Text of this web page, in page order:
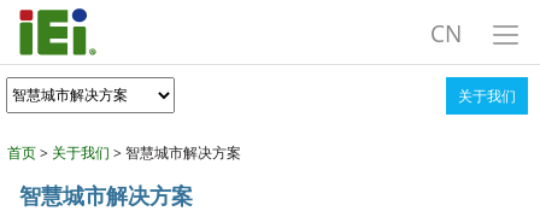
CN
关于我们
首页> 关于我们 > 智慧城市解决方案
智慧城市解决方案